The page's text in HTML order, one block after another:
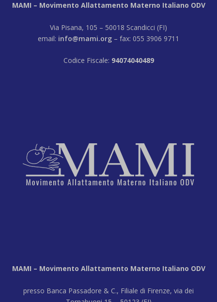
MAMI – Movimento Allattamento Materno Italiano ODV
Via Pisana, 105 – 50018 Scandicci (FI)
email: info@mami.org – fax: 055 3906 9711
Codice Fiscale: 94074040489
MAMI – Movimento Allattamento Materno Italiano ODV
presso Banca Passadore & C., Filiale di Firenze, via dei